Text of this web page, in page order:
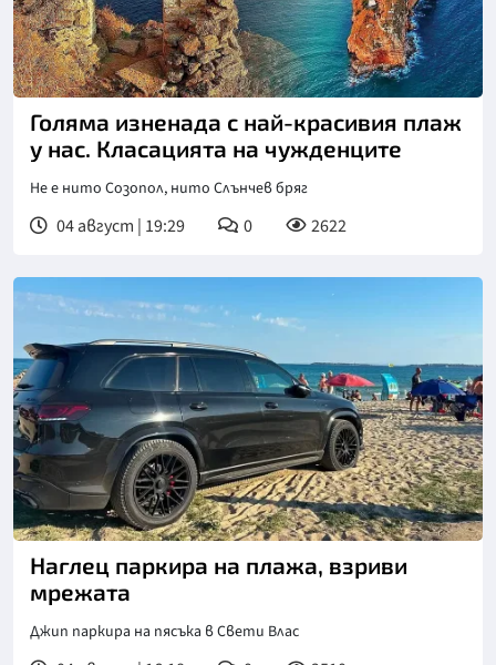
Голяма изненада с най-красивия плаж
у нас. Класацията на чужденците
Не е нито Созопол, нито Слънчев бряг
04 август | 19:29 0 2622
Наглец паркира на плажа, взриви
мрежата
Джип паркира на пясъка в Свети Влас